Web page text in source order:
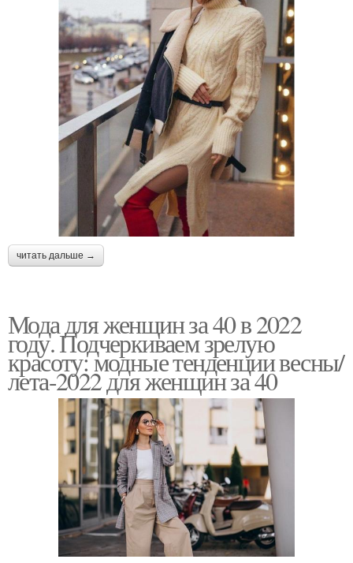
читать дальше →
Мода для женщин за 40 в 2022
году. Подчеркиваем зрелую
красоту: модные тенденции весны/
лета-2022 для женщин за 40